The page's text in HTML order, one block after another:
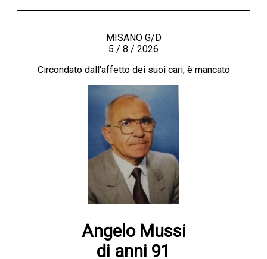
MISANO G/D
5 / 8 / 2026
Circondato dall'affetto dei suoi cari, è mancato
Angelo Mussi
di anni 91